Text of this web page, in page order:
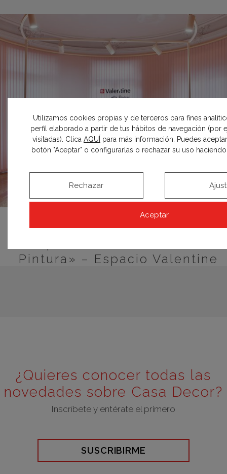
MADRID 2020
Pintura» – Espacio Valentine
¿Quieres conocer todas las
novedades sobre Casa Decor?
Inscríbete y entérate el primero
SUSCRIBIRME
Utilizamos cookies propias y de terceros para fines
perfil elaborado a partir de tus hábitos de navegación (por
visitadas). Clica AQUÍ para más información. Puedes
botón "Aceptar" o configurarlas o rechazar su uso
Aceptar
Rechazar